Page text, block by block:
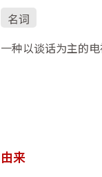
名词
一种以谈话为主的
由来